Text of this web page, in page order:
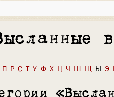
П Р С Т У Ф Х Ц Ч Ш Щ Ы Э